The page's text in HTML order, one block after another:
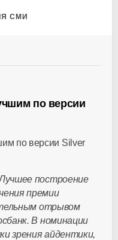
СМИ
по версии
построение
премии
отрывом
В номинации
зрения айдентики,